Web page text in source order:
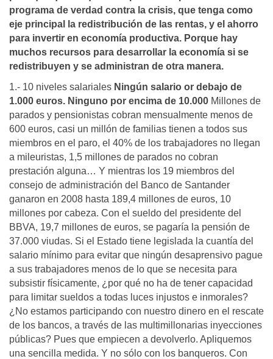
programa de verdad contra la crisis, que tenga como
eje principal la redistribución de las rentas, y el ahorro
para invertir en economí­a productiva. Porque hay
muchos recursos para desarrollar la economí­a si se
redistribuyen y se administran de otra manera.
1.- 10 niveles salariales Ningún salario or debajo de
1.000 euros. Ninguno por encima de 10.000 Millones de
parados y pensionistas cobran mensualmente menos de
600 euros, casi un millón de familias tienen a todos sus
miembros en el paro, el 40% de los trabajadores no llegan
a mileuristas, 1,5 millones de parados no cobran
prestación alguna… Y mientras los 19 miembros del
consejo de administración del Banco de Santander
ganaron en 2008 hasta 189,4 millones de euros, 10
millones por cabeza. Con el sueldo del presidente del
BBVA, 19,7 millones de euros, se pagaría la pensión de
37.000 viudas. Si el Estado tiene legislada la cuantía del
salario mínimo para evitar que ningún desaprensivo pague
a sus trabajadores menos de lo que se necesita para
subsistir físicamente, ¿por qué no ha de tener capacidad
para limitar sueldos a todas luces injustos e inmorales?
¿No estamos participando con nuestro dinero en el rescate
de los bancos, a través de las multimillonarias inyecciones
públicas? Pues que empiecen a devolverlo. Apliquemos
una sencilla medida. Y no sólo con los banqueros. Con